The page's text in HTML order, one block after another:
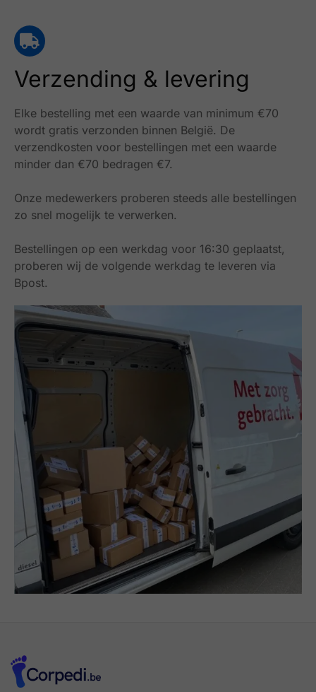
Verzending & levering
Elke bestelling met een waarde van minimum €70
wordt gratis verzonden binnen België. De
verzendkosten voor bestellingen met een waarde
minder dan €70 bedragen €7.
Onze medewerkers proberen steeds alle bestellingen
zo snel mogelijk te verwerken.
Bestellingen op een werkdag voor 16:30 geplaatst,
proberen wij de volgende werkdag te leveren via
Bpost.